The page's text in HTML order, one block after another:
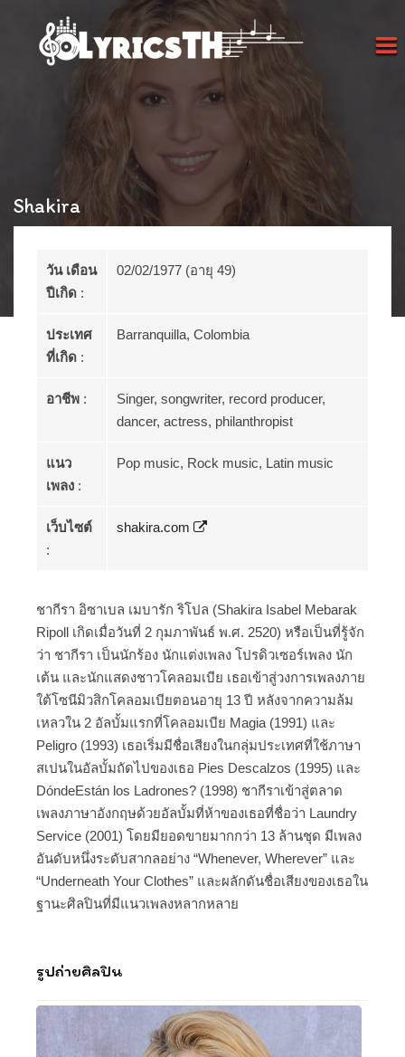
Shakira
วัน เดือน
ปีเกิด :
02/02/1977 (อายุ 49)
ประเทศ
ที่เกิด :
Barranquilla, Colombia
อาชีพ :
Singer, songwriter, record producer,
dancer, actress, philanthropist
แนว
เพลง :
Pop music, Rock music, Latin music
เว็บไซต์
:
shakira.com
ชากีรา อิซาเบล เมบารัก ริโปล (Shakira Isabel Mebarak
Ripoll เกิดเมื่อวันที่ 2 กุมภาพันธ์ พ.ศ. 2520) หรือเป็นที่รู้จัก
ว่า ชากีรา เป็นนักร้อง นักแต่งเพลง โปรดิวเซอร์เพลง นัก
เต้น และนักแสดงชาวโคลอมเบีย เธอเข้าสู่วงการเพลงภาย
ใต้โซนีมิวสิกโคลอมเบียตอนอายุ 13 ปี หลังจากความล้ม
เหลวใน 2 อัลบั้มแรกที่โคลอมเบีย Magia (1991) และ
Peligro (1993) เธอเริ่มมีชื่อเสียงในกลุ่มประเทศที่ใช้ภาษา
สเปนในอัลบั้มถัดไปของเธอ Pies Descalzos (1995) และ
DóndeEstán los Ladrones? (1998) ชากีราเข้าสู่ตลาด
เพลงภาษาอังกฤษด้วยอัลบั้มที่ห้าของเธอที่ชื่อว่า Laundry
Service (2001) โดยมียอดขายมากกว่า 13 ล้านชุด มีเพลง
อันดับหนึ่งระดับสากลอย่าง “Whenever, Wherever” และ
“Underneath Your Clothes” และผลักดันชื่อเสียงของเธอใน
ฐานะศิลปินที่มีแนวเพลงหลากหลาย
รูปถ่ายศิลปิน